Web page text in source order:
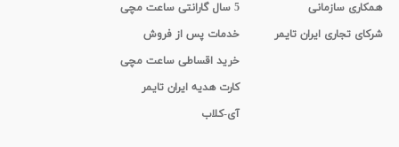
همکاری سازمانی
شرکای تجاری ایران تایمر
5 سال گارانتی ساعت مچی
خدمات پس از فروش
خرید اقساطی ساعت مچی
کارت هدیه ایران تایمر
آی-کلاب